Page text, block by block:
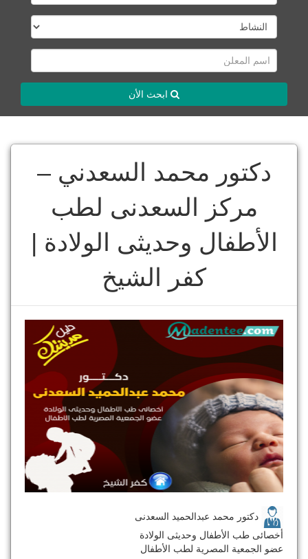
ابحث الأن
دكتور محمد السعدني –
مركز السعدنى لطب
الأطفال وحديثى الولادة |
كفر الشيخ
دكتور محمد عبدالحميد السعدنى
أخصائى طب الأطفال وحديثى الولادة
عضو الجمعية المصرية لطب الأطفال